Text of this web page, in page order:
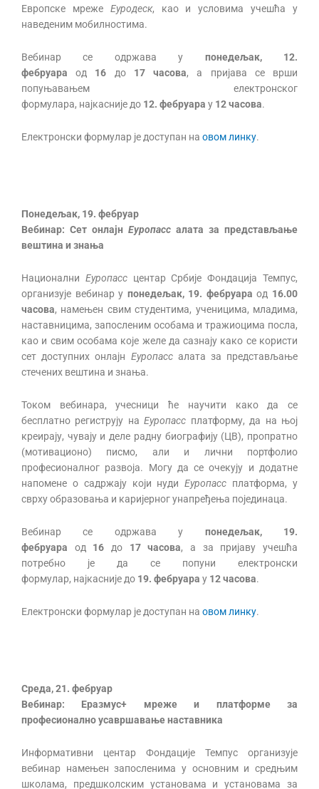
Европске мреже Еуродеск, као и условима учешћа у
наведеним мобилностима.
Вебинар се одржава у понедељак, 12.
фебруараод 16 до17часова, а пријава се врши
попуњавањем електронског
формулара, најкасније до 12. фебруара у 12 часова.
Електронски формулар је доступан на овом линку.
Понедељак, 19. фебруар
Вебинар: Сет онлајн Еуропасс алата за представљање
вештина и знања
Национални Еуропассцентар Србије Фондација Темпус,
организује вебинар у понедељак, 19. фебруара од 16.00
часова, намењен свим студентима, ученицима, младима,
наставницима, запосленим особама и тражиоцима посла,
као и свим особама које желе да сазнају како се користи
сет доступних онлајн Еуропассалата за представљање
стечених вештина и знања.
Током вебинара, учесници ће научити како да се
бесплатно региструју наЕуропасс платформу, да на њој
креирају, чувају и деле радну биографију (ЦВ), пропратно
(мотивационо) писмо, али и лични портфолио
професионалног развоја. Могу да се очекују и додатне
напомене о садржају који нудиЕуропасс платформа, у
сврху образовања и каријерног унапређења појединаца.
Вебинар се одржава у понедељак, 19.
фебруара од 16 до 17часова, а за пријаву учешћа
потребно је да се попуни електронски
формулар, најкасније до 19. фебруара у 12 часова.
Електронски формулар је доступан на овом линку.
Среда, 21. фебруар
Вебинар: Еразмус+ мреже и платформе за
професионално усавршавање наставника
Информативни центар Фондације Темпус организује
вебинар намењен запосленима у основним и средњим
школама, предшколским установама и установама за